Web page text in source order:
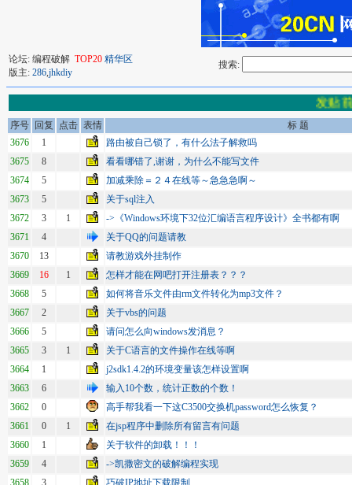
论坛: 编程破解 TOP20 精华区
版主: 286,jhkdiy
搜索:
发贴
序号 回复 点击 表情
标 题
3676
1
路由被自己锁了，有什么法子解救吗
3675
8
看看哪错了,谢谢，为什么不能写文件
3674
5
加减乘除＝２４在线等～急急急啊～
3673
5
关于sql注入
3672
3 1
->《Windows环境下32位汇编语言程序设计》全书都有啊
3671
4
关于QQ的问题请教
3670
13
请教游戏外挂制作
3669
16 1
怎样才能在网吧打开注册表？？？
3668
5
如何将音乐文件由rm文件转化为mp3文件？
3667
2
关于vbs的问题
3666
5
请问怎么向windows发消息？
3665
3 1
关于C语言的文件操作在线等啊
3664
1
j2sdk1.4.2的环境变量该怎样设置啊
3663
6
输入10个数，统计正数的个数！
3662
0
高手帮我看一下这C3500交换机password怎么恢复？
3661
0 1
在jsp程序中删除所有留言有问题
3660
1
关于软件的卸载！！！
3659
4
->凯撒密文的破解编程实现
3658
3
巧破IP地址下载限制